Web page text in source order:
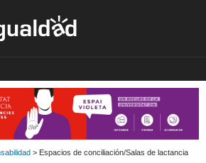
> Espacios de conciliación/Salas de lactancia